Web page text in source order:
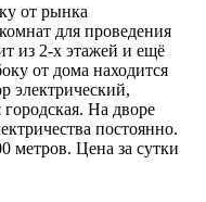
от рынка
для проведения
из 2-х этажей и ещё
от дома находится
электрический,
На дворе
постоянно.
метров. Цена за сутки